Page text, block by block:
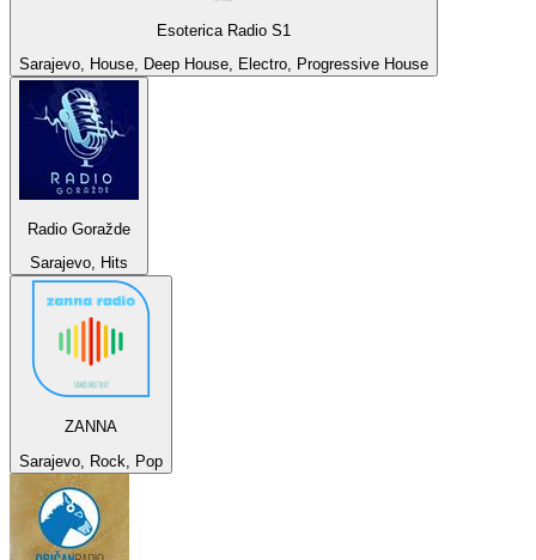
Esoterica Radio S1
Sarajevo, House, Deep House, Electro, Progressive House
Radio Goražde
Sarajevo, Hits
ZANNA
Sarajevo, Rock, Pop